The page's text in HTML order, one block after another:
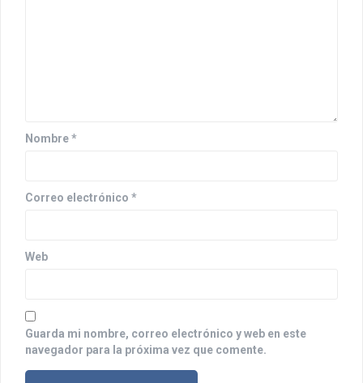
r
d
s
Nombre*
Correo electrónico *
Web
Guarda mi nombre, correo electrónico y web en este
navegador para la próxima vez que comente.